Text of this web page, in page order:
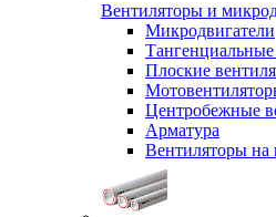
Вентиляторы и
Микродвигатели
Плоские
Центробежные
Арматура
Вентиляторы на